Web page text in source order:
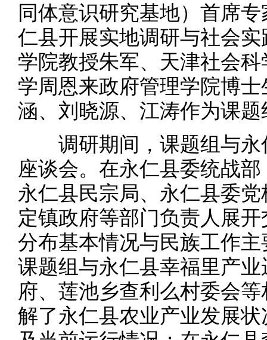
同体意识研究基地）首席
仁县开展实地调研与社会
学院教授朱军、天津社会
学周恩来政府管理学院博
涵、刘晓源、江涛作为课
调研期间，课题组与永
座谈会。在永仁县委统战
永仁县民宗局、永仁县委
定镇政府等部门负责人展
分布基本情况与民族工作
课题组与永仁县幸福里产
府、莲池乡查利么村委会
解了永仁县农业产业发展